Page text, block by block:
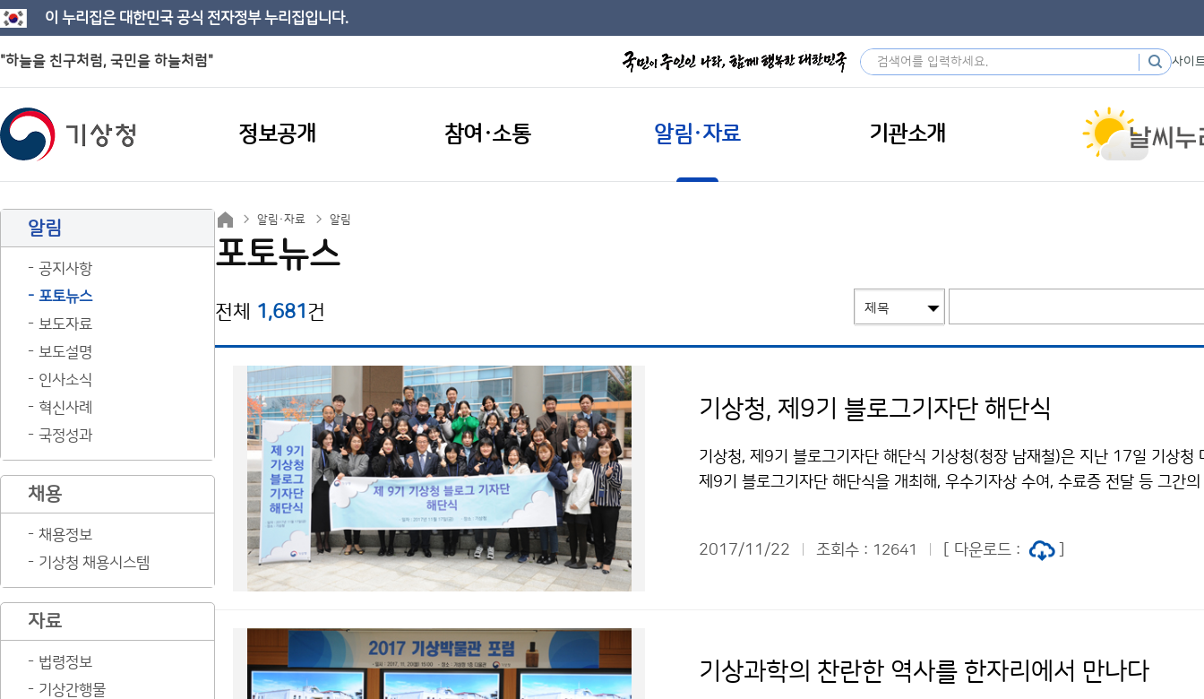
이 누리집은 대한민국 공식 전자정부 누리집입니다.
"하늘을 친구처럼, 국민을 하늘처럼" 사이
정보공개 참여·소통 알림·자료 기관소개
알림
공지사항
포토뉴스
보도자료
보도설명
인사소식
혁신사례
국정성과
채용
채용정보
기상청 채용시스템
자료
법령정보
기상간행물
알림·자료 알림
포토뉴스
전체 1,681건
기상청, 제9기 블로그기자단 해단식
기상청, 제9기 블로그기자단 해단식 기상청(청장 남재철)은 지난 17일 기상청
제9기 블로그기자단 해단식을 개최해, 우수기자상 수여, 수료증 전달 등 그간
2017/11/22 조회수 : 12641 [ 다운로드 :
기상과학의 찬란한 역사를 한자리에서 만나다